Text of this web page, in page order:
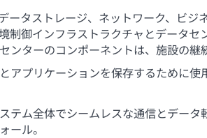
ータストレージ、ネットワーク、ビジ
制御インフラストラクチャとデータセ
ンターのコンポーネントは、施設の継
アプリケーションを保存するために
テム全体でシームレスな通信とデー
ール。